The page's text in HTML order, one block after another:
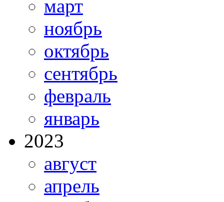
март
ноябрь
октябрь
сентябрь
февраль
январь
2023
август
апрель